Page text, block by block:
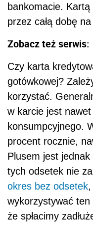
bankomacie. Kartą
przez całą dobę
Zobacz też serwis:
Czy karta
gotówkowej?
korzystać.
w karcie jest
konsumpcyjnego.
procent rocznie,
Plusem jest
tych odsetek nie
okres bez odsetek
wykorzystywać
że spłacimy